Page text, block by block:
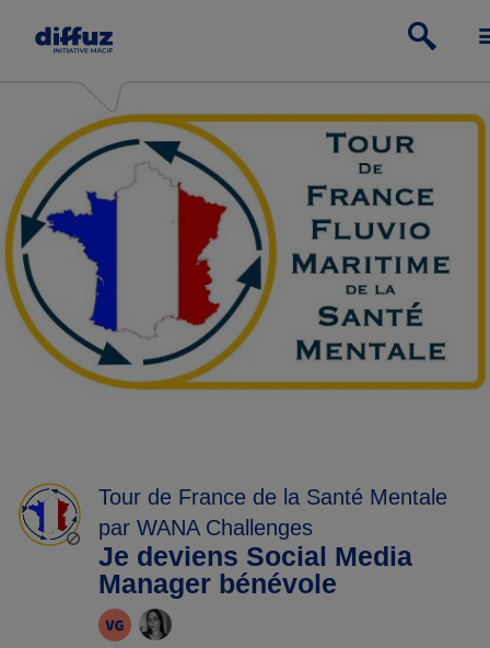
Tour de France de la Santé Mentale
par WANA Challenges
Je deviens Social Media
Manager bénévole